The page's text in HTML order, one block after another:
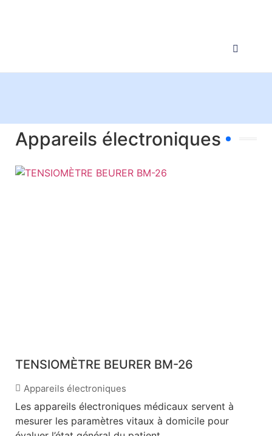
Appareils électroniques
TENSIOMÈTRE BEURER BM-26
Appareils électroniques
Les appareils électroniques médicaux servent à
mesurer les paramètres vitaux à domicile pour